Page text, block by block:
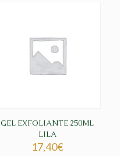
GEL EXFOLIANTE 250ML
LILA
17,40€